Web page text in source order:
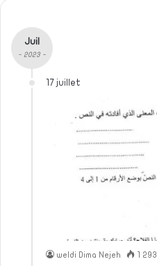
Juil
- 2023 -
17 juillet
weldi Dima Nejeh 1 293